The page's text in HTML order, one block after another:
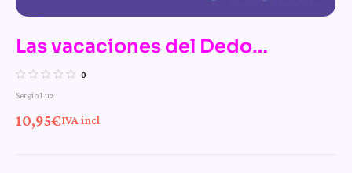
Las vacaciones del Dedo
Señalador – n.º 12 de Las mágicas
aventuras de la bruja Pamplinas
0
Sergio Luz
10,95€IVA incl